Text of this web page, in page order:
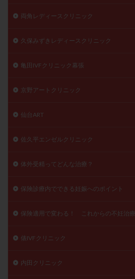
両角レディースクリニック
久保みずきレディースクリニック
亀田IVFクリニック幕張
京野アートクリニック
仙台ART
佐久平エンゼルクリニック
体外受精ってどんな治療？
保険診療内でできる妊娠へのポイント
保険適用で変わる！ これからの不妊治療
俵IVFクリニック
内田クリニック